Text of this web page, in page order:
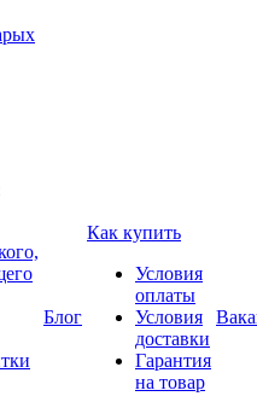
Блог
Как купить
Условия
оплаты
Условия
доставки
Гарантия
на товар